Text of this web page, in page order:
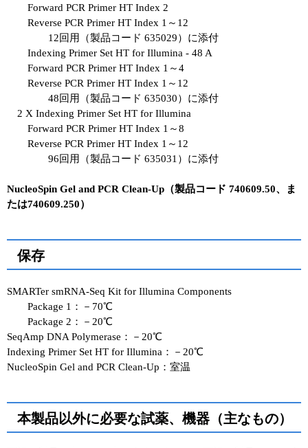
Forward PCR Primer HT Index 2
Reverse PCR Primer HT Index 1～12
12回用（製品コード 635029）に添付
Indexing Primer Set HT for Illumina - 48 A
Forward PCR Primer HT Index 1～4
Reverse PCR Primer HT Index 1～12
48回用（製品コード 635030）に添付
2 X Indexing Primer Set HT for Illumina
Forward PCR Primer HT Index 1～8
Reverse PCR Primer HT Index 1～12
96回用（製品コード 635031）に添付
NucleoSpin Gel and PCR Clean-Up（製品コード 740609.50、ま
たは740609.250）
保存
SMARTer smRNA-Seq Kit for Illumina Components
Package 1：－70℃
Package 2：－20℃
SeqAmp DNA Polymerase：－20℃
Indexing Primer Set HT for Illumina：－20℃
NucleoSpin Gel and PCR Clean-Up：室温
本製品以外に必要な試薬、機器（主なもの）